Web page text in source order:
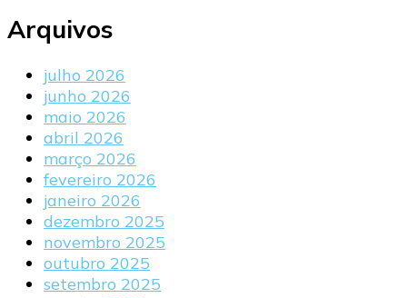
Arquivos
julho 2026
junho 2026
maio 2026
abril 2026
março 2026
fevereiro 2026
janeiro 2026
dezembro 2025
novembro 2025
outubro 2025
setembro 2025